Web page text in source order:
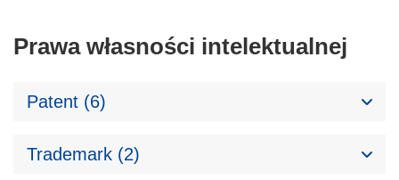
Prawa własności intelektualnej
Patent (6)
Trademark (2)